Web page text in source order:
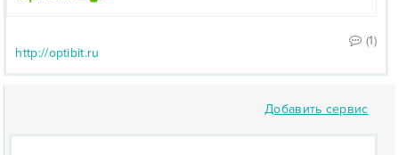
(1)
http://optibit.ru
Добавить сервис